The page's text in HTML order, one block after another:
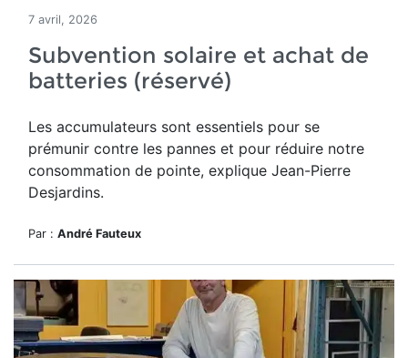
7 avril, 2026
Subvention solaire et achat de
batteries (réservé)
Les accumulateurs sont essentiels pour se
prémunir contre les pannes et pour réduire notre
consommation de pointe, explique Jean-Pierre
Desjardins.
Par : André Fauteux